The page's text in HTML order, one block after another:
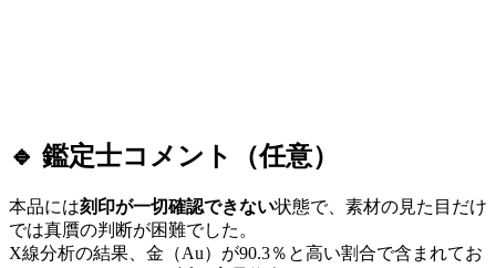
🔹 鑑定士コメント（任意）
本品には刻印が一切確認できない状態で、素材の見た目だけ
では真贋の判断が困難でした。
X線分析の結果、金（Au）が90.3％と高い割合で含まれてお